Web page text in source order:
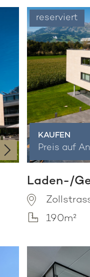
›
reserviert
KAUFEN
Preis auf
Laden-/
190m²